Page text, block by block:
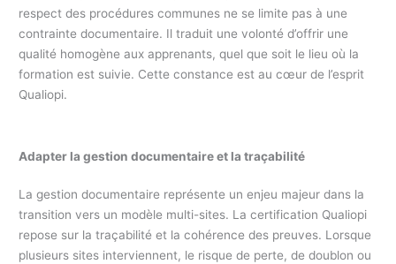
respect des procédures communes ne se limite pas à une
contrainte documentaire. Il traduit une volonté d’offrir une
qualité homogène aux apprenants, quel que soit le lieu où la
formation est suivie. Cette constance est au cœur de l’esprit
Qualiopi.
Adapter la gestion documentaire et la traçabilité
La gestion documentaire représente un enjeu majeur dans la
transition vers un modèle multi-sites. La certification Qualiopi
repose sur la traçabilité et la cohérence des preuves. Lorsque
plusieurs sites interviennent, le risque de perte, de doublon ou